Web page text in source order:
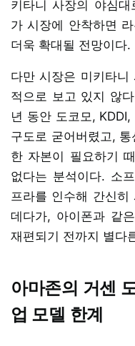
키타니 사장의 야심
가 시장에 안착하면
더욱 확대될 전망이다.
다만 시장은 미키타니
적으로 보고 있지 않
년 동안 도코모,
구도로 굳어버렸고,
한 자본이 필요하기
없다는 분석이다. 소
프라를 인수해 간신
데다가, 아이폰과 같
재편되기 전까지 별다
아마존의 거센
업 모델 한계